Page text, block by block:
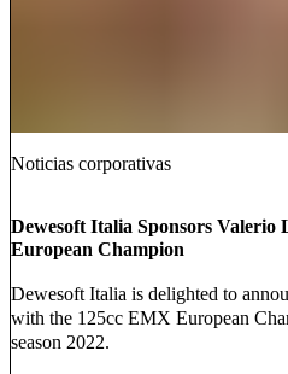
Noticias corporativas
Dewesoft Italia Sponsors Valerio
European Champion
Dewesoft Italia is delighted to
with the 125cc EMX European
season 2022.